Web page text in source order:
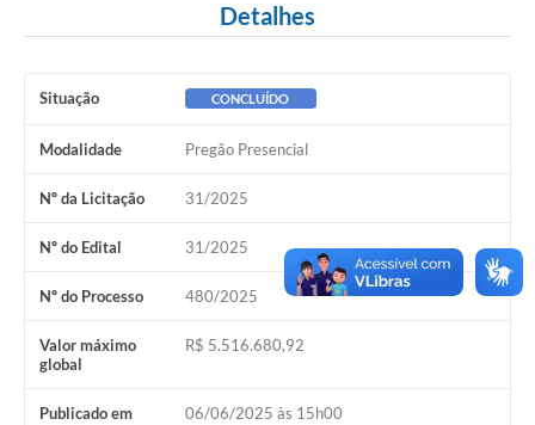
Diário Oficial
Editais
Secretarias
A Nossa Cidade
Detalhes
Situação CONCLUÍDO
Modalidade Pregão Presencial
Nº da Licitação 31/2025
Nº do Edital 31/2025
Nº do Processo 480/2025
Valor máximo
global
R$ 5.516.680,92
Publicado em 06/06/2025 às 15h00